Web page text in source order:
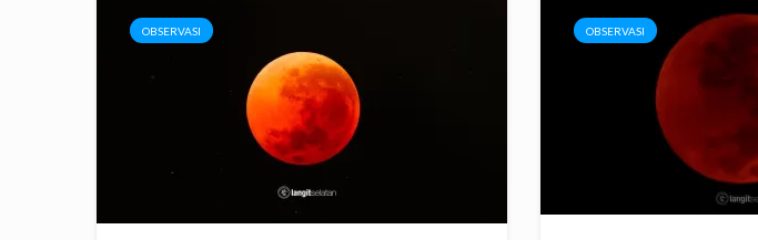
OBSERVASI OBSERVASI